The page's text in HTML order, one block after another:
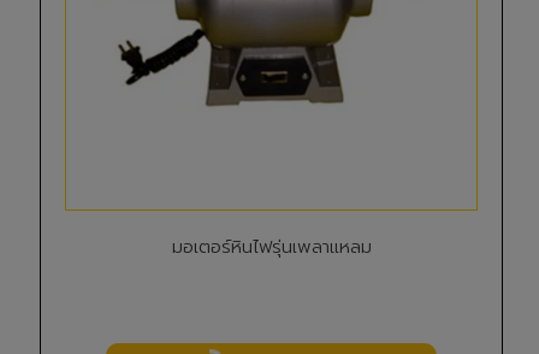
มอเตอร์หินไฟรุ่นเพลาแหลม